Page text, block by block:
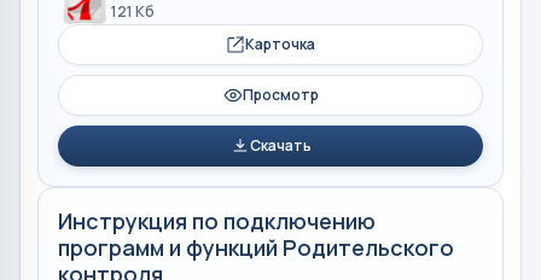
121 Кб
Карточка
Просмотр
Скачать
Инструкция по подключению
программ и функций Родительского
контроля